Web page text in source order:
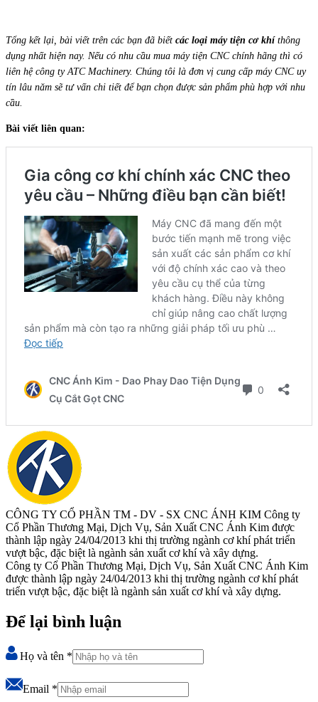
Tổng kết lại, bài viết trên các bạn đã biết các loại máy tiện cơ khíthông
dụng nhất hiện nay. Nếu có nhu cầu mua máy tiện CNC chính hãng thì có
liên hệ công ty ATC Machinery. Chúng tôi là đơn vị cung cấp máy CNC uy
tín lâu năm sẽ tư vấn chi tiết để bạn chọn được sản phẩm phù hợp với nhu
cầu.
Bài viết liên quan:
CÔNG TY CỔ PHẦN TM - DV - SX CNC ÁNH KIM Công ty
Cổ Phần Thương Mại, Dịch Vụ, Sản Xuất CNC Ánh Kim được
thành lập ngày 24/04/2013 khi thị trường ngành cơ khí phát triển
vượt bậc, đặc biệt là ngành sản xuất cơ khí và xây dựng.
Công ty Cổ Phần Thương Mại, Dịch Vụ, Sản Xuất CNC Ánh Kim
được thành lập ngày 24/04/2013 khi thị trường ngành cơ khí phát
triển vượt bậc, đặc biệt là ngành sản xuất cơ khí và xây dựng.
Để lại bình luận
Họ và tên *
Email *